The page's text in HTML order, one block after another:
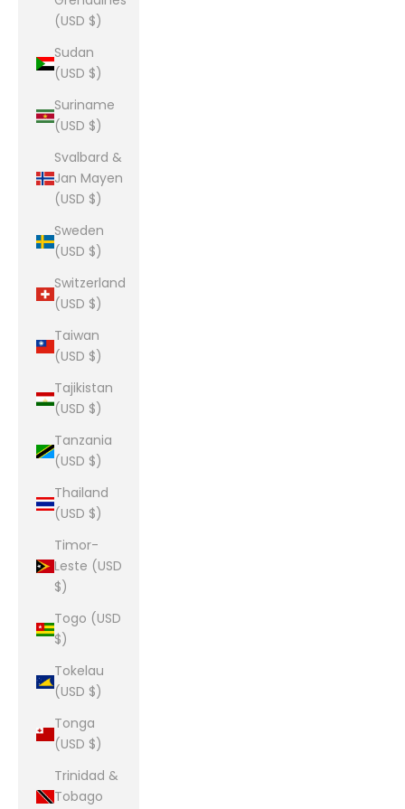
(USD $)
Sudan
(USD $)
Suriname
(USD $)
Svalbard &
Jan Mayen
(USD $)
Sweden
(USD $)
Switzerland
(USD $)
Taiwan
(USD $)
Tajikistan
(USD $)
Tanzania
(USD $)
Thailand
(USD $)
Timor-
Leste (USD
$)
Togo (USD
$)
Tokelau
(USD $)
Tonga
(USD $)
Trinidad &
Tobago